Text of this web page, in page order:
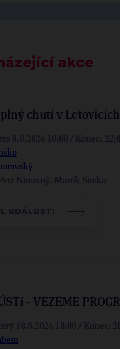
akce
chutí v
8.8.2026 10:00 / Konec:
Novotný, Marek Sovka
UDÁLOSTI
- VEZEME
18.8.2026 18:00 / Konec: